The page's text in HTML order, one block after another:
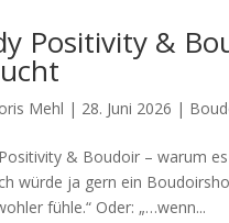
Positivity &
Mehl | 28. Juni 2026 |
& Boudoir – warum
würde ja gern ein
fühle.“ Oder: „…wenn...